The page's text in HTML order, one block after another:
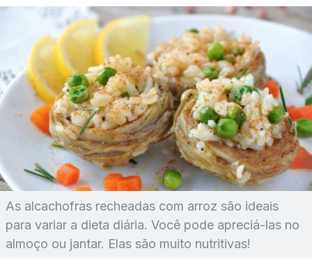
As alcachofras recheadas com arroz são ideais
para variar a dieta diária. Você pode apreciá-las no
almoço ou jantar. Elas são muito nutritivas!